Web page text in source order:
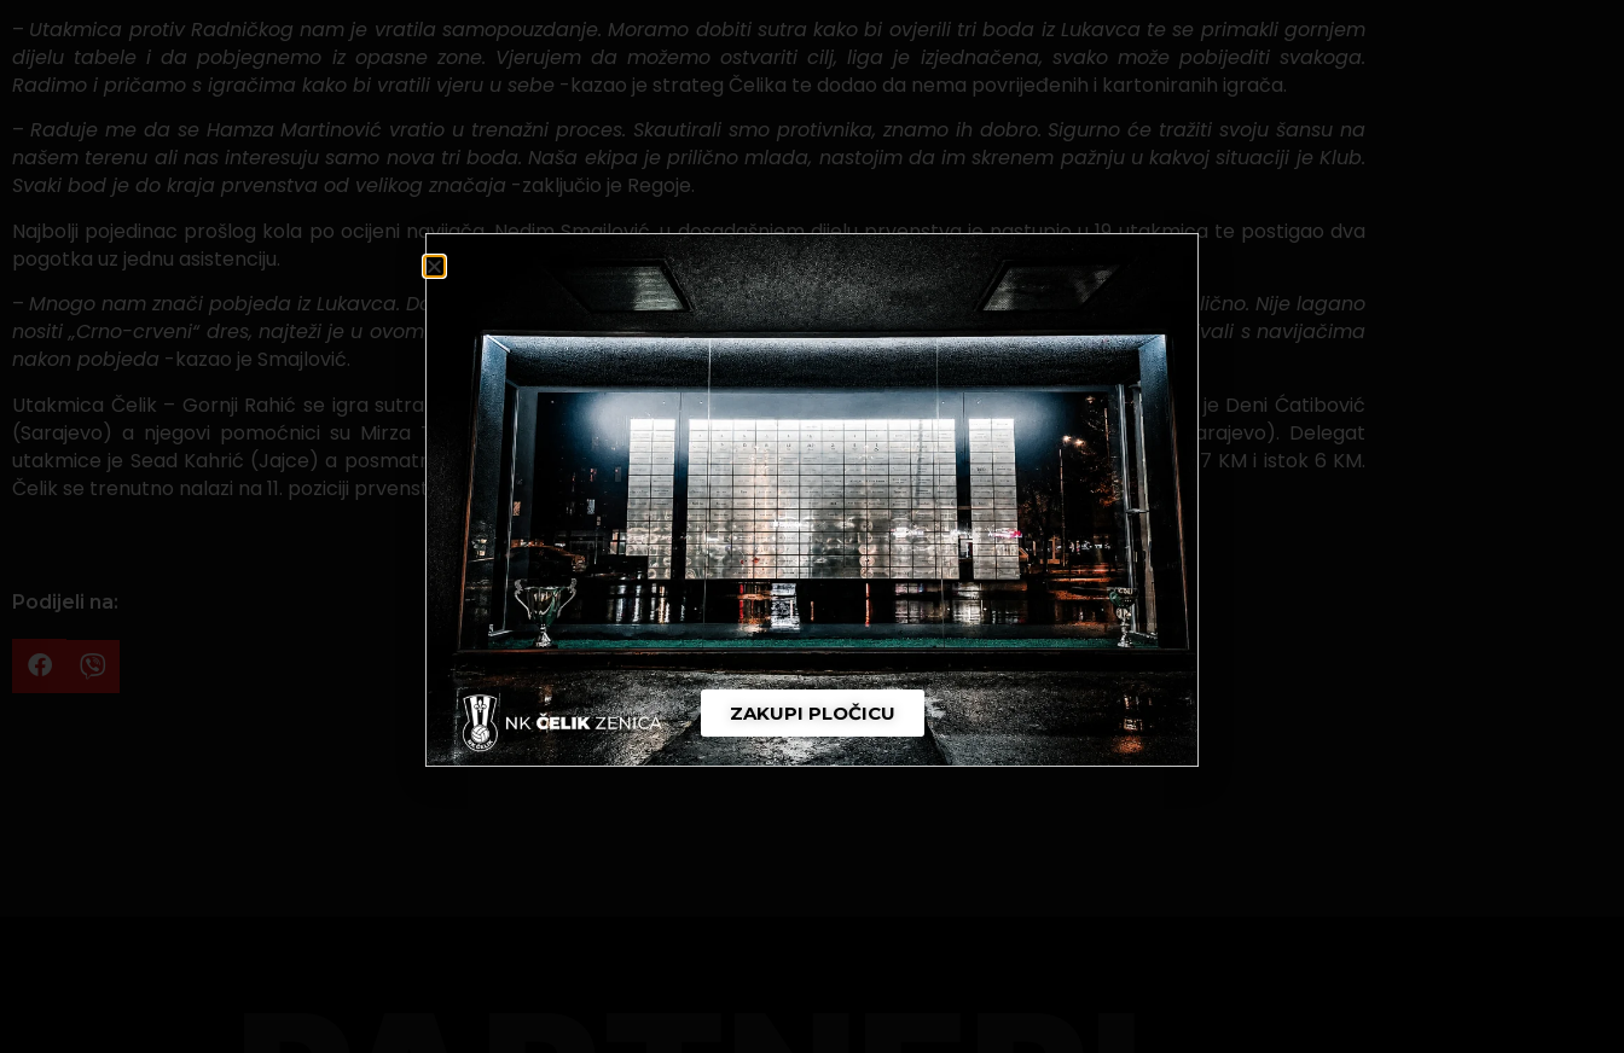
– Utakmica protiv Radničkog nam je vratila samopouzdanje. Moramo dobiti sutra kako bi ovjerili tri boda iz Lukavca te se primakli gornjem
dijelu tabele i da pobjegnemo iz opasne zone. Vjerujem da možemo ostvariti cilj, liga je izjednačena, svako može pobijediti svakoga.
Radimo i pričamo s igračima kako bi vratili vjeru u sebe -kazao je strateg Čelika te dodao da nema povrijeđenih i kartoniranih igrača.
– Raduje me da se Hamza Martinović vratio u trenažni proces. Skautirali smo protivnika, znamo ih dobro. Sigurno će tražiti svoju šansu na
našem terenu ali nas interesuju samo nova tri boda. Naša ekipa je prilično mlada, nastojim da im skrenem pažnju u kakvoj situaciji je Klub.
Svaki bod je do kraja prvenstva od velikog značaja -zaključio je Regoje.
Najbolji pojedinac prošlog kola po ocijeni navijača, Nedim Smajlović, u dosadašnjem dijelu prvenstva je nastupio u 19 utakmica te postigao dva
pogotka uz jednu asistenciju.
– Mnogo nam znači pobjeda iz Lukavca. Dosta smo mladi. Gol koji sam postigao je bio bitan za tok utakmice ali i za mene lično. Nije lagano
nositi „Crno-crveni“ dres, najteži je u ovom prvenstvu ali i najbolji za nositi nakon pobjede. Moramo nastaviti niz kako bi uživali s navijačima
nakon pobjeda -kazao je Smajlović.
Utakmica Čelik – Gornji Rahić se igra sutra (subota, 19. april) s početkom od 17 sati na Bilinom polju. Glavni sudija utakmice je Deni Ćatibović
(Sarajevo) a njegovi pomoćnici su Mirza Tičić (Sarajevo) i Matej Bevanda (Čitluk), četvrti sudija je Emir Omerhodžić (Sarajevo). Delegat
utakmice je Sead Kahrić (Jajce) a posmatrač suđenja Elvis Prošić (Cazin). Ulaznice su u prodaju po cijenama: tribina zapad 7 KM i istok 6 KM.
Čelik se trenutno nalazi na 11. poziciji prvenstvene tabele s 25 osvojenih bodova dok su gosti na 14. mjestu s 20 bodova.
Podijeli na:
ZAKUPI PLOČICU